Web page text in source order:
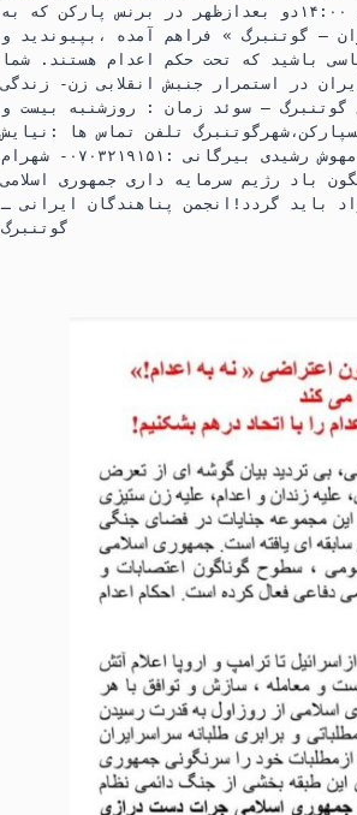
اعتراضی روزشنبه بیست و چهارم ۲۴ ماه مه ( می ) ساعت ۱۴:۰۰دو بعدازظهر در برنس پارکن که به
– گوتنبرگ » فراهم آمده ،بپیوندید و
باشید که تحت حکم اعدام هستند. شما
در استمرار جنبش انقلابی زن- زندگی
– سوئد زمان : روزشنبه بیست و
بعدازظهر مکان:برنسپارکن،شهرگوتنبرگ تلفن تماس ها :نیایش
تقی پور : ۰۷۶۷۰۹۷۱۷۶- رحمان حاجی مقصودی: ۰۷۶۲۱۶۶۵۴۲- مهوش رشیدی بیرگانی :۰۷۰۳۲۱۹۱۵۱- شهرام
باد رژیم سرمایه داری جمهوری اسلامی
باید گردد!انجمن پناهندگان ایرانی ـ
گوتنبرگ